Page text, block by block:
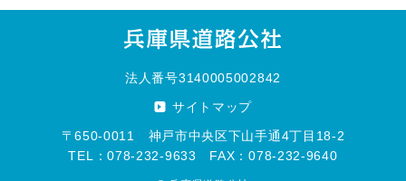
法人番号3140005002842
サイトマップ
〒650-0011 神戸市中央区下山手通4丁目18-2
TEL：078-232-9633 FAX：078-232-9640